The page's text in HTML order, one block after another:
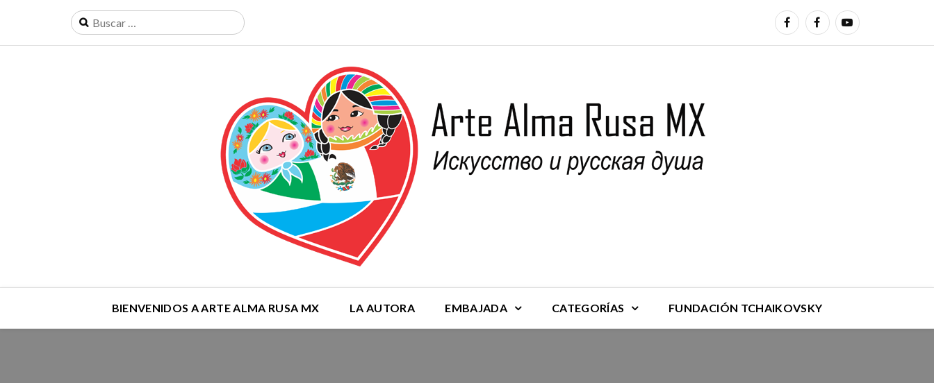
BIENVENIDOS A ARTE ALMA RUSA MX LA AUTORA EMBAJADA CATEGORÍAS FUNDACIÓN TCHAIKOVSKY